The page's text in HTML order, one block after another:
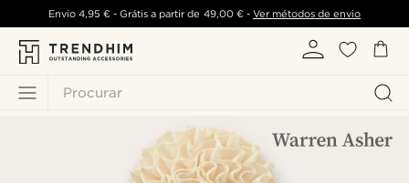
Procurar
Envio 4,95 €- Grátis a partir de 49,00 €- Ver métodos de envio